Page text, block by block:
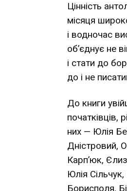
Цінність
місяця
і водночас
об’єднує не
і стати до
до і не
До книги
початківців,
них — Юлія
Дністровий,
Карп’юк,
Юлія
Борисполя,